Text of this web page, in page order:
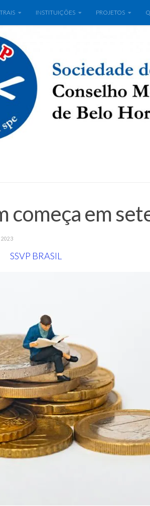
INSTITUIÇÕES PROJETOS
começa em
2023
SSVP BRASIL